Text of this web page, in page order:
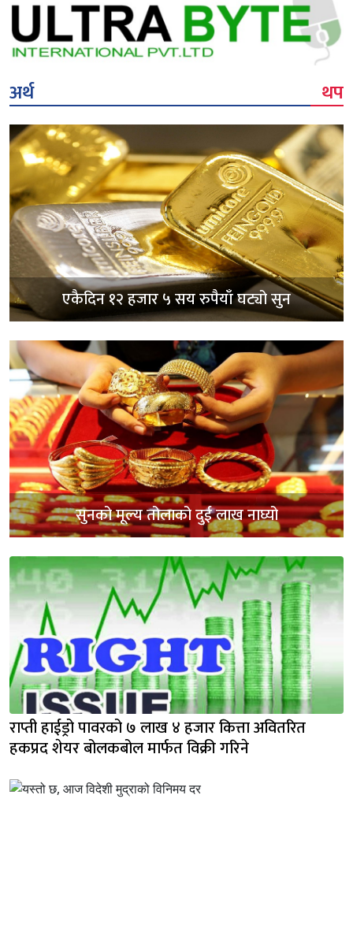
अर्थ थप
एकैदिन १२ हजार ५ सय रुपैयाँ घट्यो सुन
सुनको मूल्य तोलाको दुई लाख नाघ्यो
राप्ती हाईड्रो पावरको ७ लाख ४ हजार कित्ता अवितरित
हकप्रद शेयर बोलकबोल मार्फत विक्री गरिने